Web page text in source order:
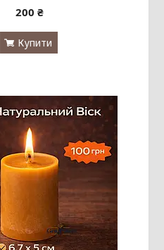
200 ₴
Купити